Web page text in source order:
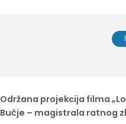
Održana projekcija filma
Bučje – magistrala ratnog